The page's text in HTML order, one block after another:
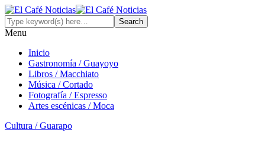
Menu
Inicio
Gastronomía / Guayoyo
Libros / Macchiato
Música / Cortado
Fotografía / Espresso
Artes escénicas / Moca
Cultura / Guarapo